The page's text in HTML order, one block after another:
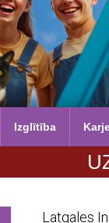
Izglītība
Latgales